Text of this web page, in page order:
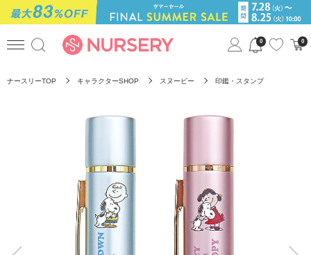
0 0
ナースリーTOP キャラクターSHOP スヌーピー 印鑑・スタンプ